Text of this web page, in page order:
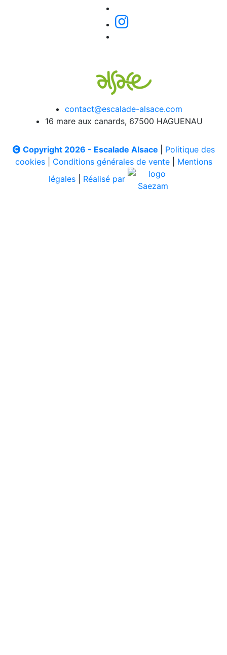
contact@escalade-alsace.com
16 mare aux canards, 67500 HAGUENAU
Copyright 2026 - Escalade Alsace
Politique des
cookies| Conditions générales de vente| Mentions
légales
Réalisé par